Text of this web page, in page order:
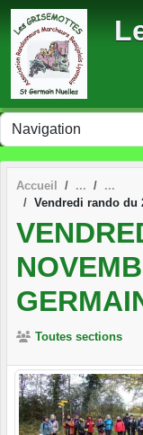
Accueil
Vendredi rando du
Toutes sections
Panneau de gestion